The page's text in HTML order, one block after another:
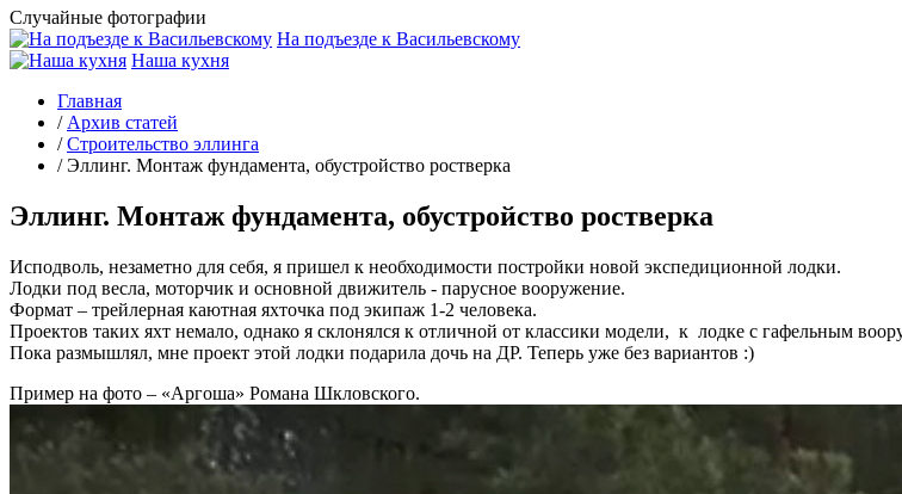
Случайные фотографии
На подъезде к Васильевскому
Наша кухня
Главная
/ Архив статей
/ Строительство эллинга
/Эллинг. Монтаж фундамента, обустройство ростверка
Эллинг. Монтаж фундамента, обустройство ростверка
Исподволь, незаметно для себя, я пришел к необходимости постройки новой экспедиционной лодки.
Лодки под весла, моторчик и основной движитель - парусное вооружение.
Формат – трейлерная каютная яхточка под экипаж 1-2 человека.
Проектов таких яхт немало, однако я склонялся к отличной от классики модели, к лодке с гафельным
Пока размышлял, мне проект этой лодки подарила дочь на ДР. Теперь уже без вариантов :)
Пример на фото – «Аргоша» Романа Шкловского.